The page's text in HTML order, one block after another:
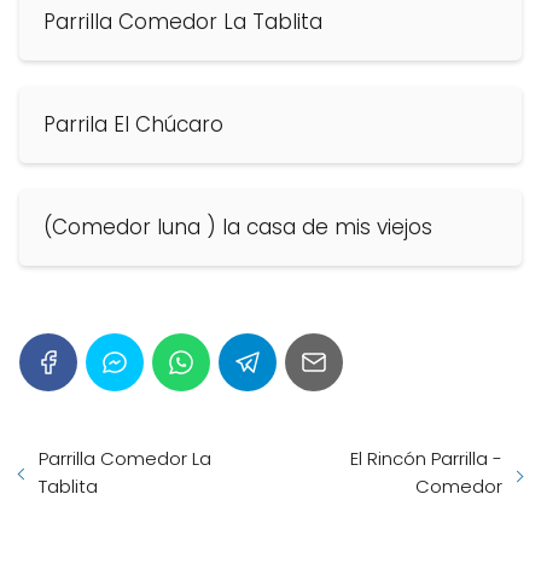
Parrilla Comedor La Tablita
Parrila El Chúcaro
(Comedor luna ) la casa de mis viejos
Parrilla Comedor La
Tablita
El Rincón Parrilla -
Comedor